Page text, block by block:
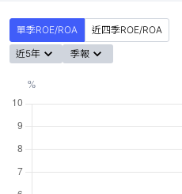
單季ROE/ROA
近四季ROE/ROA
近5年
季報